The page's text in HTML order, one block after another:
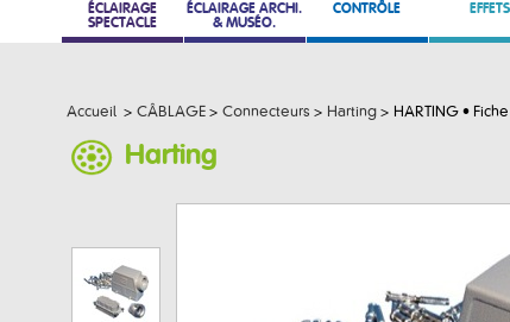
ÉCLAIRAGE
SPECTACLE
ÉCLAIRAGE ARCHI.
& MUSÉO.
CONTRÔLE EFFETS
Accueil > CÂBLAGE > Connecteurs > Harting > HARTING •
Harting